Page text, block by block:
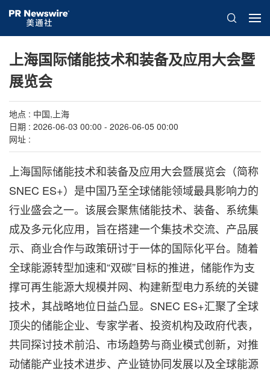
上海国际储能技术和装备及应用大会暨
展览会
地点 : 中国,上海
日期 : 2026-06-03 00:00 - 2026-06-05 00:00
网址 :
上海国际储能技术和装备及应用大会暨展览会（简称
SNEC ES+）是中国乃至全球储能领域最具影响力的
行业盛会之一。该展会聚焦储能技术、装备、系统集
成及多元化应用，旨在搭建一个集技术交流、产品展
示、商业合作与政策研讨于一体的国际化平台。随着
全球能源转型加速和“双碳”目标的推进，储能作为支
撑可再生能源大规模并网、构建新型电力系统的关键
技术，其战略地位日益凸显。SNEC ES+汇聚了全球
顶尖的储能企业、专家学者、投资机构及政府代表，
共同探讨技术前沿、市场趋势与商业模式创新，对推
动储能产业技术进步、产业链协同发展以及全球能源